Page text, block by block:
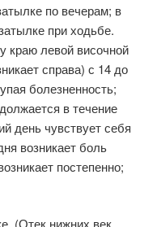
по вечерам; в
при ходьбе.
краю левой височной
справа) с 14 до
болезненность;
в течение
день чувствует себя
возникает боль
постепенно;